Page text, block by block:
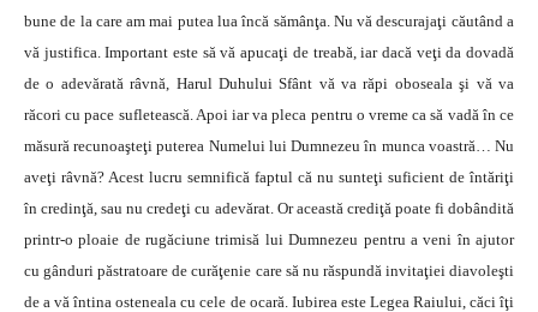
bune de la care am mai putea lua încă sămânţa. Nu vă descurajaţi căutând a
vă justifica. Important este să vă apucaţi de treabă, iar dacă veţi da dovadă
de o adevărată râvnă, Harul Duhului Sfânt vă va răpi oboseala şi vă va
răcori cu pace sufletească. Apoi iar va pleca pentru o vreme ca să vadă în ce
măsură recunoaşteţi puterea Numelui lui Dumnezeu în munca voastră… Nu
aveţi râvnă? Acest lucru semnifică faptul că nu sunteţi suficient de întăriţi
în credinţă, sau nu credeţi cu adevărat. Or această crediţă poate fi dobândită
printr-o ploaie de rugăciune trimisă lui Dumnezeu pentru a veni în ajutor
cu gânduri păstratoare de curăţenie care să nu răspundă invitaţiei diavoleşti
de a vă întina osteneala cu cele de ocară. Iubirea este Legea Raiului, căci îţi